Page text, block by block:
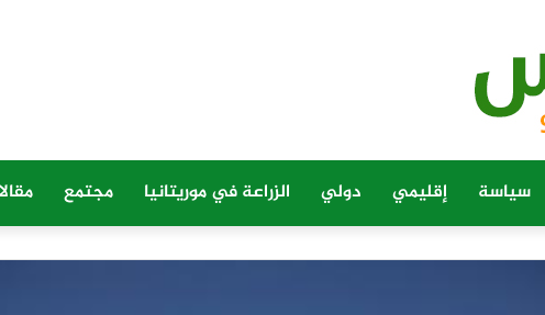
سياسة إقليمي دولي الزراعة في موريتانيا مجتمع